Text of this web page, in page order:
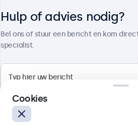
19 Inch Touchscreen Metaal
Artikelnummer:
Full HD multi-touch paneel
Aansluitingen: HDMI, DisplayPort,
Montage: desktop, wand, inbouw
Hulp of advies nodig?
Bel ons of stuur een bericht en kom
specialist.
Cookies